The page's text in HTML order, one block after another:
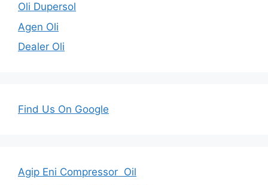
Oli Dupersol
Agen Oli
Dealer Oli
Find Us On Google
Agip Eni Compressor Oil